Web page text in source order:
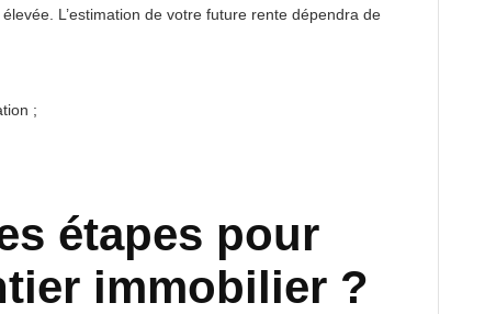
L’estimation de votre future rente dépendra de
;
étapes pour
immobilier ?